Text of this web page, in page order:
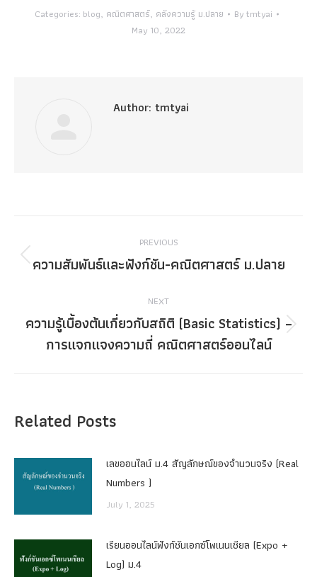
Categories: blog, คณิตศาสตร์, คลังความรู้ ม.ปลาย Bytmtyai
May 10, 2022
Author: tmtyai
navigation
PREVIOUS
Previous
ความสัมพันธ์และฟังก์ชัน-คณิตศาสตร์ ม.ปลาย
NEXT
Next
post:
ความรู้เบื้องต้นเกี่ยวกับสถิติ (Basic Statistics) –
การแจกแจงความถี่ คณิตศาสตร์ออนไลน์
Related Posts
เลขออนไลน์ ม.4 สัญลักษณ์ของจำนวนจริง (Real
Numbers )
July 1, 2025
เรียนออนไลน์ฟังก์ชันเอกซ์โพเนนเชียล (Expo +
Log) ม.4